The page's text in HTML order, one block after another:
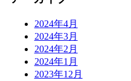
2024年4月
2024年3月
2024年2月
2024年1月
2023年12月